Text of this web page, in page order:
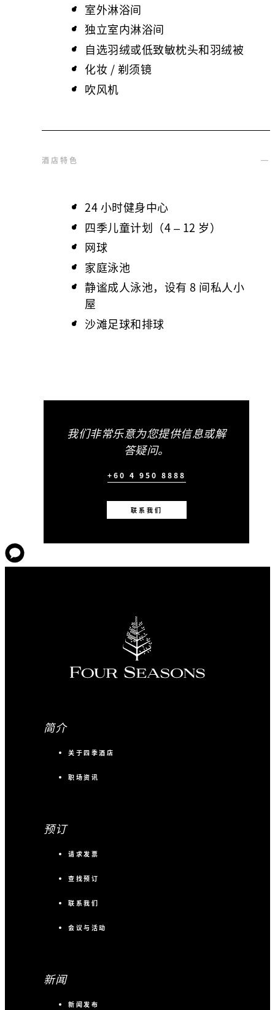
室外淋浴间
独立室内淋浴间
自选羽绒或低致敏枕头和羽绒被
化妆 / 剃须镜
吹风机
酒店特色
24 小时健身中心
四季儿童计划（4 – 12 岁）
网球
家庭泳池
静谧成人泳池，设有 8 间私人小
屋
沙滩足球和排球
我们非常乐意为您提供信息或解
答疑问。
+60 4 950 8888
联系我们
简介
关于四季酒店
职场资讯
预订
请求发票
查找预订
联系我们
会议与活动
新闻
新闻发布